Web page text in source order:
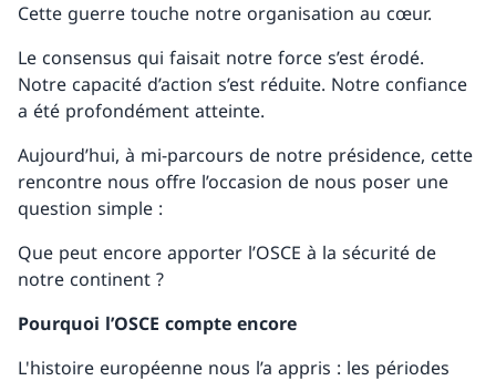
Cette guerre touche notre organisation au cœur.
Le consensus qui faisait notre force s’est érodé.
Notre capacité d’action s’est réduite. Notre confiance
a été profondément atteinte.
Aujourd’hui, à mi-parcours de notre présidence, cette
rencontre nous offre l’occasion de nous poser une
question simple :
Que peut encore apporter l’OSCE à la sécurité de
notre continent ?
Pourquoi l’OSCE compte encore
L'histoire européenne nous l’a appris : les périodes